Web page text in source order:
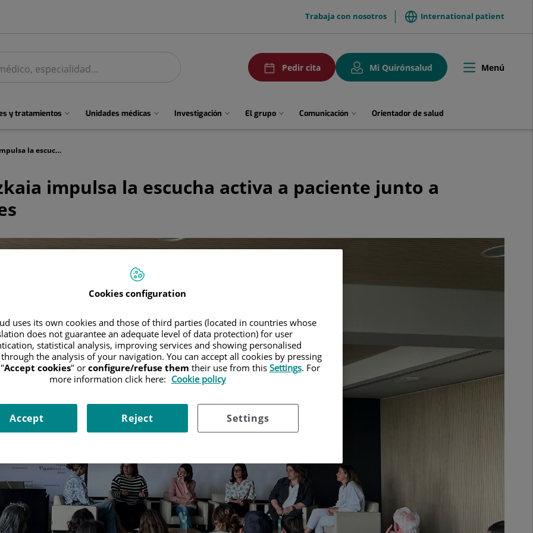
menuTop
Trabaja con nosotros International patient
menuPedirCita
Pedir cita
Mi Quirónsalud
Toggle
Menú
y tratamientos Unidades médicas Investigación El grupo Comunicación Orientador de salud
El Hospital Quirónsalud Bizkaia impulsa la escucha activa a paciente junto a asociaciones y profesionales
impulsa la escucha activa a paciente junto a
Cookies configuration
uses its own cookies and those of third parties (located in countries whose
does not guarantee an adequate level of data protection) for user
statistical analysis, improving services and showing personalised
the analysis of your navigation. You can accept all cookies by pressing
Accept cookies" or configure/refuse them their use from this Settings. For
more information click here: Cookie policy
Settings
Reject
Accept